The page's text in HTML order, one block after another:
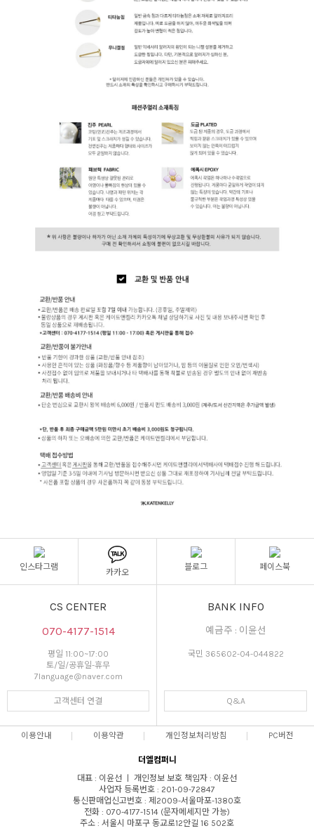
인스타그램
카카오
블로그 페이스북
CS CENTER
070-4177-1514
평일 11:00~17:00
토/일/공휴일-휴무
7language@naver.com
고객센터 연결
BANK INFO
예금주 : 이윤선
국민 365602-04-044822
Q&A
이용안내 이용약관 개인정보처리방침 PC버전
더엘컴퍼니
대표 : 이윤선 ㅣ 개인정보 보호 책임자 : 이윤선
사업자 등록번호 : 201-09-72847
통신판매업신고번호 : 제2009-서울마포-1380호
전화 : 070-4177-1514 (문자메세지만 가능)
주소 : 서울시 마포구 동교로12안길 16 502호